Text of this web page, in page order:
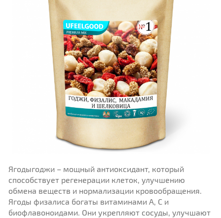
Ягодыгоджи – мощный антиоксидант, который
способствует регенерации клеток, улучшению
обмена веществ и нормализации кровообращения.
Ягоды физалиса богаты витаминами А, С и
биофлавоноидами. Они укрепляют сосуды, улучшают